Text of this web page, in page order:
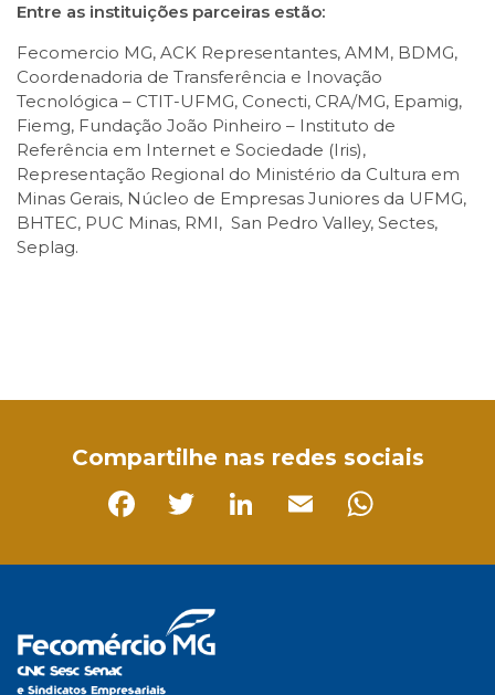
Entre as instituições parceiras estão:
Fecomercio MG, ACK Representantes, AMM, BDMG,
Coordenadoria de Transferência e Inovação
Tecnológica – CTIT-UFMG, Conecti, CRA/MG, Epamig,
Fiemg, Fundação João Pinheiro – Instituto de
Referência em Internet e Sociedade (Iris),
Representação Regional do Ministério da Cultura em
Minas Gerais, Núcleo de Empresas Juniores da UFMG,
BHTEC, PUC Minas, RMI, San Pedro Valley, Sectes,
Seplag.
Compartilhe nas redes sociais